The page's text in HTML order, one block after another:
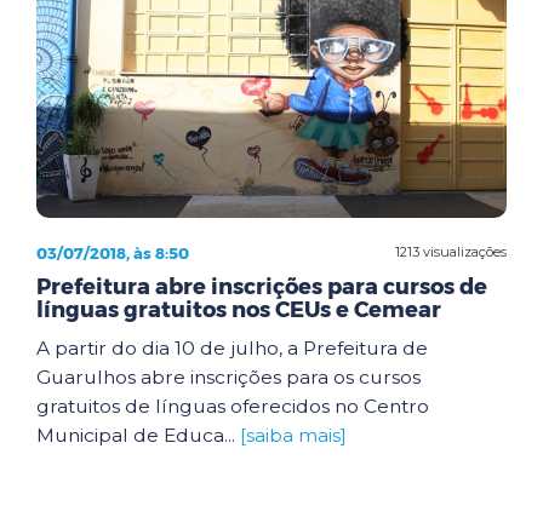
1213 visualizações
03/07/2018, às 8:50
Prefeitura abre inscrições para cursos de
línguas gratuitos nos CEUs e Cemear
A partir do dia 10 de julho, a Prefeitura de
Guarulhos abre inscrições para os cursos
gratuitos de línguas oferecidos no Centro
Municipal de Educa... [saiba mais]